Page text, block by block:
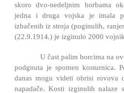
skoro dvo-nedeljnim borbama
jedna i druga vojska je imala
izbačenih iz stroja (poginulih,
(22.9.1914.) je izginulo 2000
U čast palim borcima na
podgnuta je spomen kosturnica.
danas mogu videti obrisi rovova
napadače. Kosti izginulih nalaze